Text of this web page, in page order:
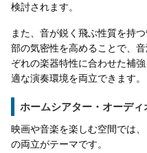
検討されます。
また、音が鋭く飛ぶ性質を持
部の気密性を高めることで、
ぞれの楽器特性に合わせた補
適な演奏環境を両立できます。
ホームシアター・オーデ
映画や音楽を楽しむ空間では
の両立がテーマです。